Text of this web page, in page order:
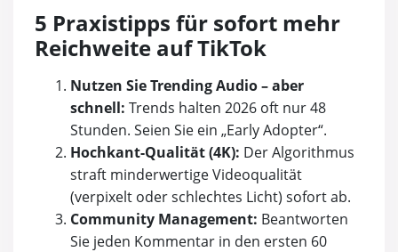
5 Praxistipps für sofort mehr
Reichweite auf TikTok
Nutzen Sie Trending Audio – aber
schnell: Trends halten 2026 oft nur 48
Stunden. Seien Sie ein „Early Adopter“.
Hochkant-Qualität (4K): Der Algorithmus
straft minderwertige Videoqualität
(verpixelt oder schlechtes Licht) sofort ab.
Community Management: Beantworten
Sie jeden Kommentar in den ersten 60